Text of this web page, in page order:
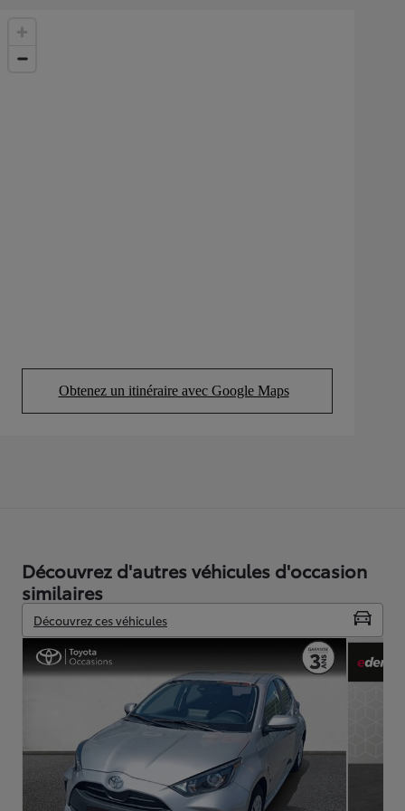
Obtenez un itinéraire avec Google Maps
(Opens in new tab)
Découvrez d'autres véhicules d'occasion
similaires
Découvrez ces véhicules